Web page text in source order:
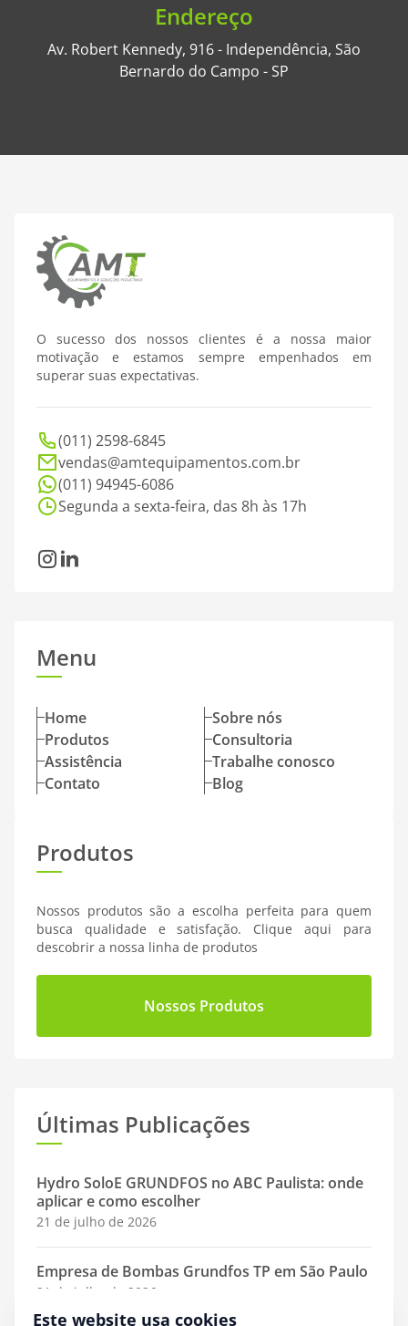
Este website usa cookies
Endereço
Av. Robert Kennedy, 916 - Independência, São
Bernardo do Campo - SP
O sucesso dos nossos clientes é a nossa maior
motivação e estamos sempre empenhados em
superar suas expectativas.
(011) 2598-6845
vendas@amtequipamentos.com.br
(011) 94945-6086
Segunda a sexta-feira, das 8h às 17h
Instagram
Menu
Home
Sobre nós
Produtos
Consultoria
Assistência
Trabalhe conosco
Contato
Blog
Produtos
Nossos produtos são a escolha perfeita para quem
busca qualidade e satisfação. Clique aqui para
descobrir a nossa linha de produtos
Nossos Produtos
Últimas Publicações
Hydro SoloE GRUNDFOS no ABC Paulista: onde
aplicar e como escolher
21 de julho de 2026
Empresa de Bombas Grundfos TP em São Paulo
21 de julho de 2026